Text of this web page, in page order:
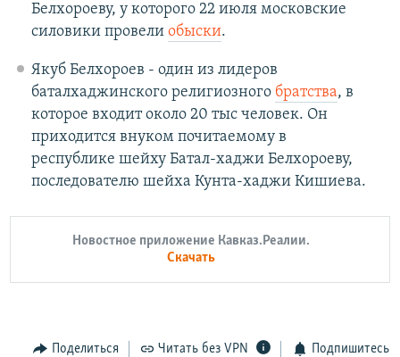
Белхороеву, у которого 22 июля московские
силовики провели обыски.
Якуб Белхороев - один из лидеров
баталхаджинского религиозного братства, в
которое входит около 20 тыс человек. Он
приходится внуком почитаемому в
республике шейху Батал-хаджи Белхороеву,
последователю шейха Кунта-хаджи Кишиева.
Новостное приложение Кавказ.Реалии.
Скачать
Поделиться Читать без VPN Подпишитесь